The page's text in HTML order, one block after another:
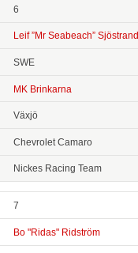
6
Leif ”Mr Seabeach” Sjöstrand
SWE
MK Brinkarna
Växjö
Chevrolet Camaro
Nickes Racing Team
7
Bo "Ridas" Ridström